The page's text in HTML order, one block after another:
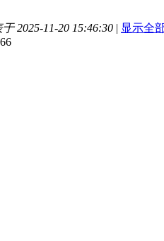
2025-11-20 15:46:30 | 显示全